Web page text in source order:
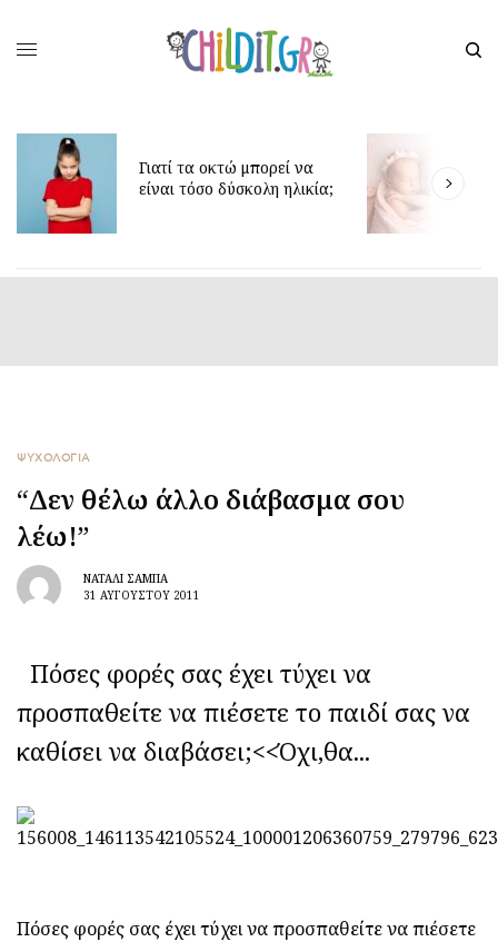
Γιατί τα οκτώ μπορεί να
είναι τόσο δύσκολη ηλικία;
ΨΥΧΟΛΟΓΙΑ
“Δεν θέλω άλλο διάβασμα σου
λέω!”
ΝΑΤΑΛΊ ΣΑΜΠΆ
31 ΑΥΓΟΎΣΤΟΥ 2011
Πόσες φορές σας έχει τύχει να
προσπαθείτε να πιέσετε το παιδί σας να
καθίσει να διαβάσει;<<Όχι,θα...
Πόσες φορές σας έχει τύχει να προσπαθείτε να πιέσετε